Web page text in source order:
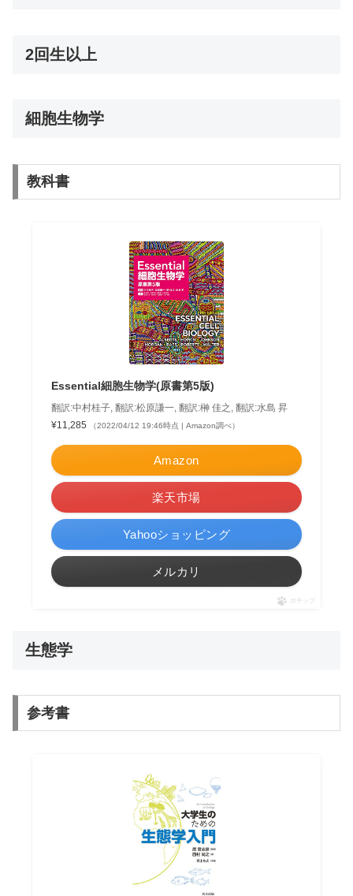
2回生以上
細胞生物学
教科書
Essential細胞生物学(原書第5版)
翻訳:中村桂子, 翻訳:松原謙一, 翻訳:榊 佳之, 翻訳:水島 昇
¥11,285
（2022/04/12 19:46時点 | Amazon調べ）
Amazon
楽天市場
Yahooショッピング
メルカリ
ポチップ
生態学
参考書